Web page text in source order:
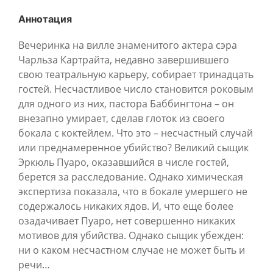
Аннотация
Вечеринка на вилле знаменитого актера сэра
Чарльза Картрайта, недавно завершившего
свою театральную карьеру, собирает тринадцать
гостей. Несчастливое число становится роковым
для одного из них, пастора Баббингтона – он
внезапно умирает, сделав глоток из своего
бокала с коктейлем. Что это – несчастный случай
или преднамеренное убийство? Великий сыщик
Эркюль Пуаро, оказавшийся в числе гостей,
берется за расследование. Однако химическая
экспертиза показала, что в бокале умершего не
содержалось никаких ядов. И, что еще более
озадачивает Пуаро, нет совершенно никаких
мотивов для убийства. Однако сыщик убежден:
ни о каком несчастном случае не может быть и
речи…